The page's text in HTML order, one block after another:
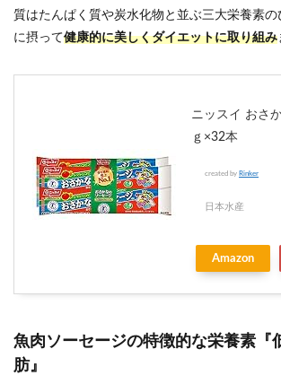
質はたんぱく質や炭水化物と並ぶ三大栄養素の
に摂って健康的に美しくダイエットに取り組み
ニッスイ おさ
ｇ×32本
created by Rinker
日本水産
Amazon
魚肉ソーセージの特徴的な栄養素『
肪』